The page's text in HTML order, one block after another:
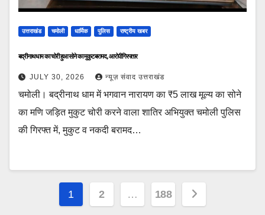
उत्तराखंड चमोली धार्मिक पुलिस राष्ट्रीय खबर
बद्रीनाथ धाम का चोरी हुआ सोने का मुकुट बरामद, आरोपी गिरफ्तार
JULY 30, 2026 न्यूज़ संवाद उत्तराखंड
चमोली। बद्रीनाथ धाम में भगवान नारायण का ₹5 लाख मूल्य का सोने
का मणि जड़ित मुकुट चोरी करने वाला शातिर अभियुक्त चमोली पुलिस
की गिरफ्त में, मुकुट व नकदी बरामद…
Posts
1 2 … 188